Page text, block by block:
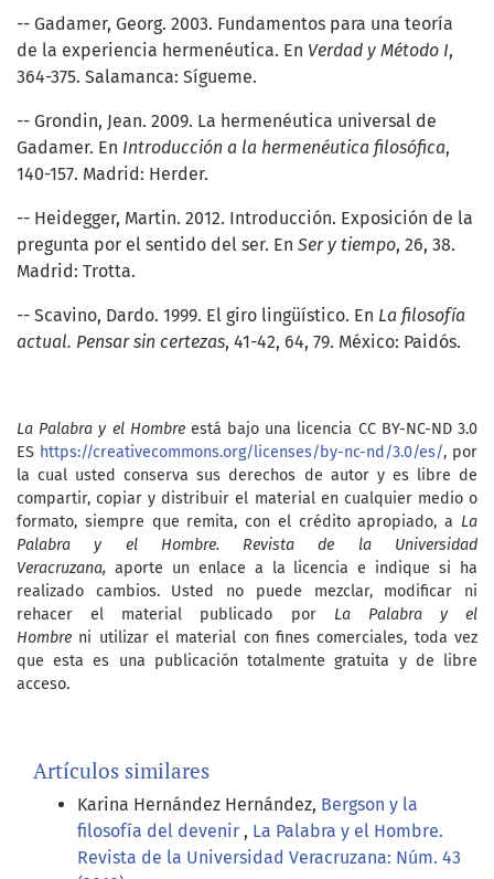
-- Gadamer, Georg. 2003. Fundamentos para una teoría
de la experiencia hermenéutica. En Verdad y Método I,
364-375. Salamanca: Sígueme.
-- Grondin, Jean. 2009. La hermenéutica universal de
Gadamer. En Introducción a la hermenéutica filosófica,
140-157. Madrid: Herder.
-- Heidegger, Martin. 2012. Introducción. Exposición de la
pregunta por el sentido del ser. En Ser y tiempo, 26, 38.
Madrid: Trotta.
-- Scavino, Dardo. 1999. El giro lingüístico. En La filosofía
actual. Pensar sin certezas, 41-42, 64, 79. México: Paidós.
La Palabra y el Hombreestá bajo una licencia CC BY-NC-ND 3.0
ES https://creativecommons.org/licenses/by-nc-nd/3.0/es/, por
la cual usted conserva sus derechos de autor y es libre de
compartir, copiar y distribuir el material en cualquier medio o
formato, siempre que remita, con el crédito apropiado, a La
Palabra y el Hombre. Revista de la Universidad
Veracruzana, aporte un enlace a la licencia e indique si ha
realizado cambios. Usted no puede mezclar, modificar ni
rehacer el material publicado por La Palabra y el
Hombre ni utilizar el material con fines comerciales, toda vez
que esta es una publicación totalmente gratuita y de libre
acceso.
Artículos similares
Karina Hernández Hernández, Bergson y la
filosofía del devenir , La Palabra y el Hombre.
Revista de la Universidad Veracruzana: Núm. 43